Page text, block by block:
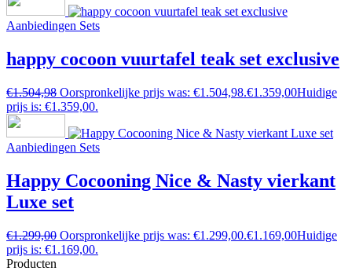
Aanbiedingen Sets
happy cocoon vuurtafel teak set exclusive
€1.504,98 Oorspronkelijke prijs was: €1.504,98.€1.359,00Huidige
prijs is: €1.359,00.
Aanbiedingen Sets
Happy Cocooning Nice & Nasty vierkant
Luxe set
€1.299,00 Oorspronkelijke prijs was: €1.299,00.€1.169,00Huidige
prijs is: €1.169,00.
Producten